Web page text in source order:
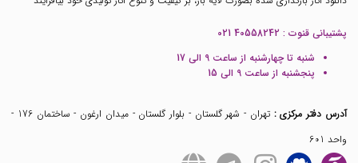
پشتیبانی قنوت : 021 40558242
شنبه تا چهارشنبه از ساعت 9 الی 17
پنجشنبه از ساعت 9 الی 15
آدرس دفتر مرکزی :
تهران - شهر گلستان - بلوار گلستان - میدان ارغون - ساختمان 176 -
واحد 601